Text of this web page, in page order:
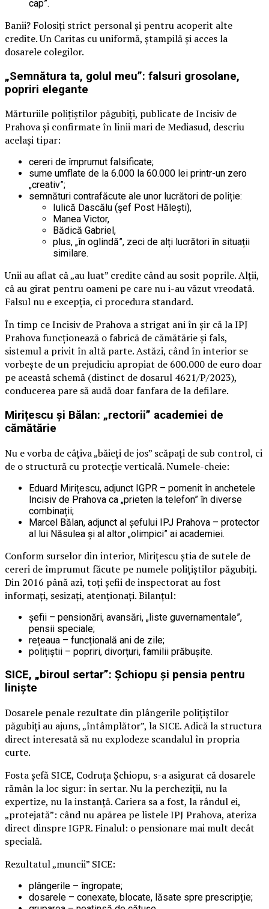
cap”.
Banii? Folosiți strict personal și pentru acoperit alte
credite. Un Caritas cu uniformă, ștampilă și acces la
dosarele colegilor.
„Semnătura ta, golul meu”: falsuri grosolane,
popriri elegante
Mărturiile polițiștilor păgubiți, publicate de Incisiv de
Prahova și confirmate în linii mari de Mediasud, descriu
același tipar:
cereri de împrumut falsificate;
sume umflate de la 6.000 la 60.000 lei printr-un zero
„creativ”;
semnături contrafăcute ale unor lucrători de poliție:
Iulică Dascălu (șef Post Hălești),
Manea Victor,
Bădică Gabriel,
plus, „în oglindă”, zeci de alți lucrători în situații
similare.
Unii au aflat că „au luat” credite când au sosit poprile. Alții,
că au girat pentru oameni pe care nu i-au văzut vreodată.
Falsul nu e excepția, ci procedura standard.
În timp ce Incisiv de Prahova a strigat ani în șir că la IPJ
Prahova funcționează o fabrică de cămătărie și fals,
sistemul a privit în altă parte. Astăzi, când în interior se
vorbește de un prejudiciu apropiat de 600.000 de euro doar
pe această schemă (distinct de dosarul 4621/P/2023),
conducerea pare să audă doar fanfara de la defilare.
Mirițescu și Bălan: „rectorii” academiei de
cămătărie
Nu e vorba de câțiva „băieți de jos” scăpați de sub control, ci
de o structură cu protecție verticală. Numele-cheie:
Eduard Mirițescu, adjunct IGPR – pomenit în anchetele
Incisiv de Prahova ca „prieten la telefon” în diverse
combinații;
Marcel Bălan, adjunct al șefului IPJ Prahova – protector
al lui Năsulea și al altor „olimpici” ai academiei.
Conform surselor din interior, Mirițescu știa de sutele de
cereri de împrumut făcute pe numele polițiștilor păgubiți.
Din 2016 până azi, toți șefii de inspectorat au fost
informați, sesizați, atenționați. Bilanțul:
șefii – pensionări, avansări, „liste guvernamentale”,
pensii speciale;
rețeaua – funcțională ani de zile;
polițiștii – popriri, divorțuri, familii prăbușite.
SICE, „biroul sertar”: Șchiopu și pensia pentru
liniște
Dosarele penale rezultate din plângerile polițiștilor
păgubiți au ajuns, „întâmplător”, la SICE. Adică la structura
direct interesată să nu explodeze scandalul în propria
curte.
Fosta șefă SICE, Codruța Șchiopu, s-a asigurat că dosarele
rămân la loc sigur: în sertar. Nu la percheziții, nu la
expertize, nu la instanță. Cariera sa a fost, la rândul ei,
„protejată”: când nu apărea pe listele IPJ Prahova, ateriza
direct dinspre IGPR. Finalul: o pensionare mai mult decât
specială.
Rezultatul „muncii” SICE:
plângerile – îngropate;
dosarele – conexate, blocate, lăsate spre prescripție;